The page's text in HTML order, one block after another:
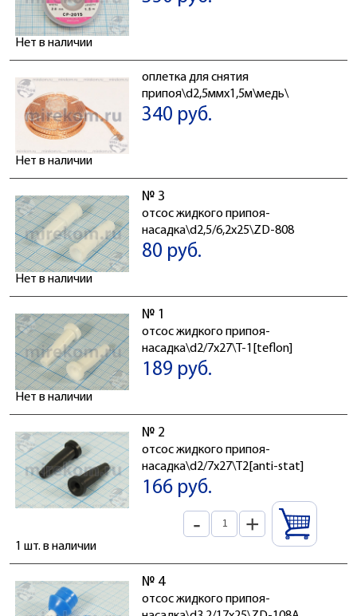
Нет в наличии
оплетка для снятия
припоя\d2,5ммx1,5м\медь\
340 руб.
Нет в наличии
№ 3
отсос жидкого припоя-
насадка\d2,5/6,2x25\ZD-808
80 руб.
Нет в наличии
№ 1
отсос жидкого припоя-
насадка\d2/7x27\T-1[teflon]
189 руб.
Нет в наличии
№ 2
отсос жидкого припоя-
насадка\d2/7x27\T2[anti-stat]
166 руб.
- +
1 шт. в наличии
№ 4
отсос жидкого припоя-